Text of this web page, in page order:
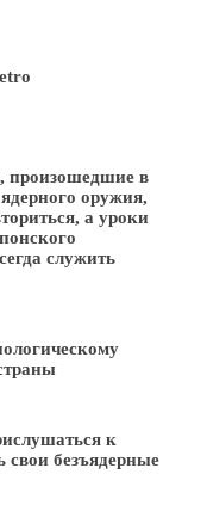
произошедшие в
оружия,
а уроки
служить
к
свои безъядерные